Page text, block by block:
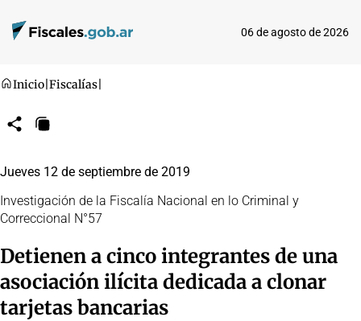
06 de agosto de 2026
Inicio Fiscalías
CompartirCopiar
Jueves 12 de septiembre de 2019
Investigación de la Fiscalía Nacional en lo Criminal y
Correccional N°57
Detienen a cinco integrantes de una
asociación ilícita dedicada a clonar
tarjetas bancarias